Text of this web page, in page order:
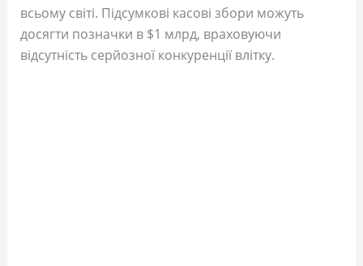
всьому світі. Підсумкові касові збори можуть
досягти позначки в $1 млрд, враховуючи
відсутність серйозної конкуренції влітку.